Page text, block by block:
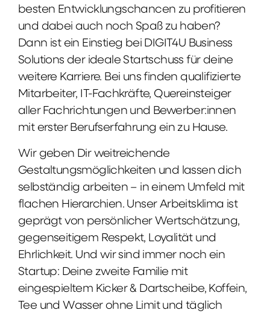
besten Entwicklungschancen zu profitieren
und dabei auch noch Spaß zu haben?
Dann ist ein Einstieg bei DIGIT4U Business
Solutions der ideale Startschuss für deine
weitere Karriere. Bei uns finden qualifizierte
Mitarbeiter, IT-Fachkräfte, Quereinsteiger
aller Fachrichtungen und Bewerber:innen
mit erster Berufserfahrung ein zu Hause.
Wir geben Dir weitreichende
Gestaltungsmöglichkeiten und lassen dich
selbständig arbeiten – in einem Umfeld mit
flachen Hierarchien. Unser Arbeitsklima ist
geprägt von persönlicher Wertschätzung,
gegenseitigem Respekt, Loyalität und
Ehrlichkeit. Und wir sind immer noch ein
Startup: Deine zweite Familie mit
eingespieltem Kicker & Dartscheibe, Koffein,
Tee und Wasser ohne Limit und täglich